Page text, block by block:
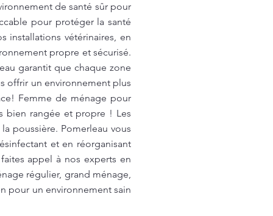
de santé sûr pour
pour protéger la santé
installations vétérinaires, en
propre et sécurisé.
garantit que chaque zone
offrir un environnement plus
Femme de ménage pour
bien rangée et propre ! Les
poussière. Pomerleau vous
et en réorganisant
appel à nos experts en
régulier, grand ménage,
pour un environnement sain